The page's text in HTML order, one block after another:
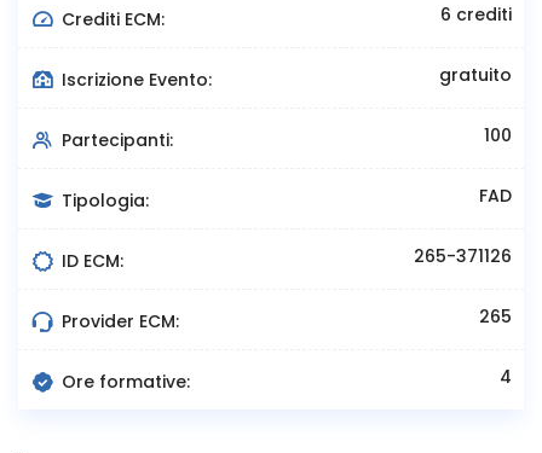
Crediti ECM: 6 crediti
Iscrizione Evento: gratuito
Partecipanti: 100
Tipologia: FAD
ID ECM: 265-371126
Provider ECM: 265
Ore formative: 4